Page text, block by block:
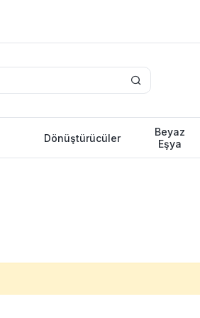
Dönüştürücüler
Beyaz
Eşya